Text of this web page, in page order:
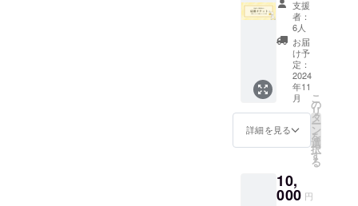
参加券
詳細】
・日
時：
2024年
10月26
日（土
曜日）
13:00-
17:30
央公民
館 3階
代カン
ファレ
ンス開
催レ
ポート
のご送
付 ※1.
「参加
券や書
籍は大
丈夫だ
けれ
だただ
応援し
支援
者：
6人
お届
け予
定：
2024
年11
月
詳細を見る
こ
の
リ
タ
ー
ン
を
選
択
す
る
10,
000 円